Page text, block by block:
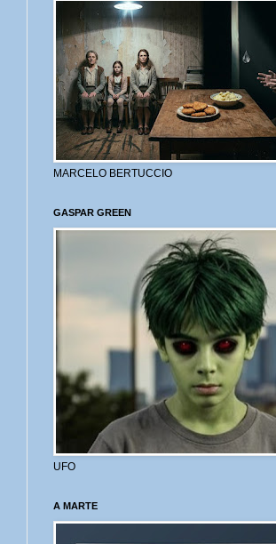
MARCELO BERTUCCIO
GASPAR GREEN
UFO
A MARTE